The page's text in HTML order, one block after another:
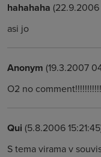
hahahaha (22.9.2006
asi jo
Anonym (19.3.2007
O2 no
Qui (5.8.2006
S tema virama v